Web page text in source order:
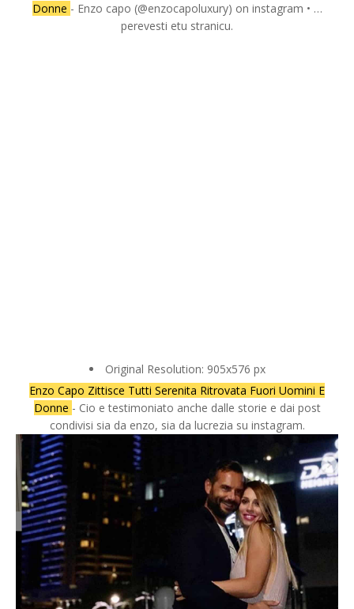
Donne - Enzo capo (@enzocapoluxury) on instagram • …
perevesti etu stranicu.
Original Resolution: 905x576 px
Enzo Capo Zittisce Tutti Serenita Ritrovata Fuori Uomini E
Donne - Cio e testimoniato anche dalle storie e dai post
condivisi sia da enzo, sia da lucrezia su instagram.